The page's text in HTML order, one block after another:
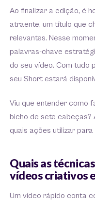
Ao finalizar a edição, é
atraente, um título que
relevantes. Nesse
palavras-chave
do seu vídeo. Com tudo
seu Short estará
Viu que entender como
bicho de sete cabeças?
quais ações utilizar
Quais as
vídeos criativos
Um vídeo rápido conta